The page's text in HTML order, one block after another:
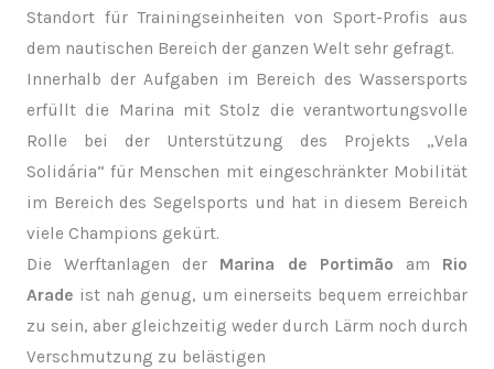
Standort für Trainingseinheiten von Sport-Profis aus
dem nautischen Bereich der ganzen Welt sehr gefragt.
Innerhalb der Aufgaben im Bereich des Wassersports
erfüllt die Marina mit Stolz die verantwortungsvolle
Rolle bei der Unterstützung des Projekts „Vela
Solidária“ für Menschen mit eingeschränkter Mobilität
im Bereich des Segelsports und hat in diesem Bereich
viele Champions gekürt.
Die Werftanlagen der Marina de Portimão am Rio
Arade ist nah genug, um einerseits bequem erreichbar
zu sein, aber gleichzeitig weder durch Lärm noch durch
Verschmutzung zu belästigen